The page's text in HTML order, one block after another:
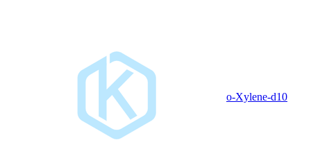
o-Xylene-d10